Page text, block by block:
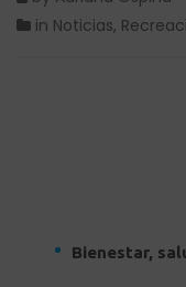
in Noticias,
Bienestar,